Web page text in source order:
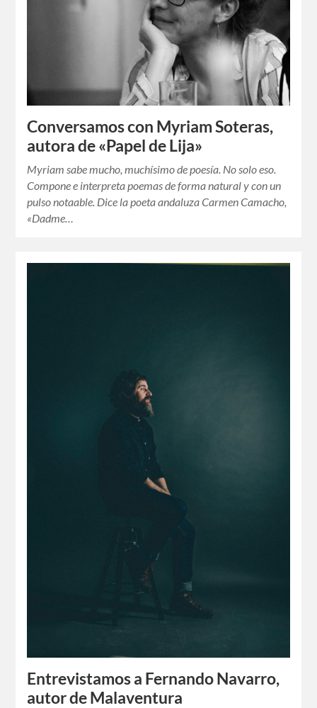
Conversamos con Myriam Soteras,
autora de «Papel de Lija»
Myriam sabe mucho, muchísimo de poesía. No solo eso.
Compone e interpreta poemas de forma natural y con un
pulso notaable. Dice la poeta andaluza Carmen Camacho,
«Dadme…
Entrevistamos a Fernando Navarro,
autor de Malaventura